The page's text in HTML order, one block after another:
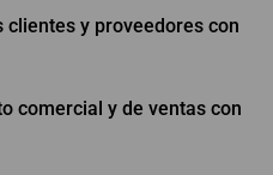
clientes y proveedores con
comercial y de ventas con